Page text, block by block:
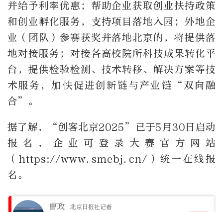
并给予利率优惠；帮助企业获取创业扶持政策
和创业孵化服务，支持项目落地入园；外地企
业（团队）参赛获奖并落地北京的，将提供落
地对接服务；对接各高校院所科技成果转化平
台，提供检验检测、技术转移、解决方案等技
术服务，加快促进创新链与产业链“双向融
合”。
据了解，“创客北京2025”已于5月30日启动
报名，企业可登录大赛官方网站
（https://www.smebj.cn/）统一在线报
名。
曹政 北京日报社记者